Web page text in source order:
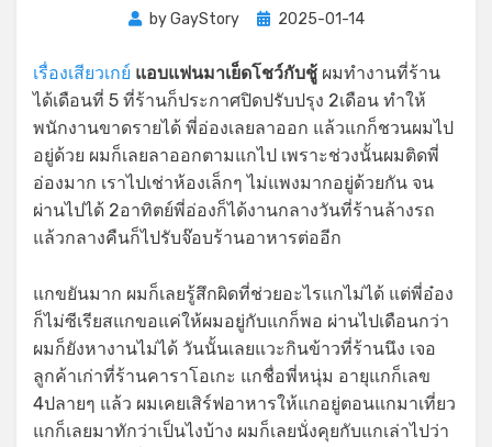
byGayStory
Posted
2025-01-14
เรื่องเสียวเกย์ แอบแฟนมาเย็ดโชว์กับชู้ ผมทำงานที่ร้าน
ได้เดือนที่ 5 ที่ร้านก็ประกาศปิดปรับปรุง 2เดือน ทำให้
พนักงานขาดรายได้ พี่อ่องเลยลาออก แล้วแกก็ชวนผมไป
อยู่ด้วย ผมก็เลยลาออกตามแกไป เพราะช่วงนั้นผมติดพี่
อ่องมาก เราไปเช่าห้องเล็กๆ ไม่แพงมากอยู่ด้วยกัน จน
ผ่านไปได้ 2อาทิตย์พี่อ่องก็ได้งานกลางวันที่ร้านล้างรถ
แล้วกลางคืนก็ไปรับจ๊อบร้านอาหารต่ออีก
แกขยันมาก ผมก็เลยรู้สึกผิดที่ช่วยอะไรแกไม่ได้ แต่พี่อ๋อง
ก็ไม่ซีเรียสแกขอแค่ให้ผมอยู่กับแกก็พอ ผ่านไปเดือนกว่า
ผมก็ยังหางานไม่ได้ วันนั้นเลยแวะกินข้าวที่ร้านนึง เจอ
ลูกค้าเก่าที่ร้านคาราโอเกะ แกชื่อพี่หนุ่ม อายุแกก็เลข
4ปลายๆ แล้ว ผมเคยเสิร์ฟอาหารให้แกอยู่ตอนแกมาเที่ยว
แกก็เลยมาทักว่าเป็นไงบ้าง ผมก็เลยนั่งคุยกับแกเล่าไปว่า